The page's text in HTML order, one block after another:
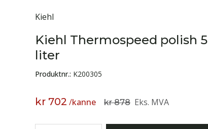
Kiehl
Kiehl Thermospeed polish 5
liter
Produktnr.: K200305
kr 702 /kanne kr 878 Eks. MVA